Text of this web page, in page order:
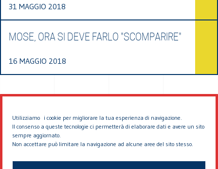
Utilizziamo i cookie per migliorare la tua esperienza di navigazione.
Il consenso a queste tecnologie ci permetterà di elaborare dati e avere un sito
sempre aggiornato.
Non accettare può limitare la navigazione ad alcune aree del sito stesso.
31 MAGGIO 2018
MOSE, ORA SI DEVE FARLO "SCOMPARIRE"
16 MAGGIO 2018
© 2026 EDDYBURG